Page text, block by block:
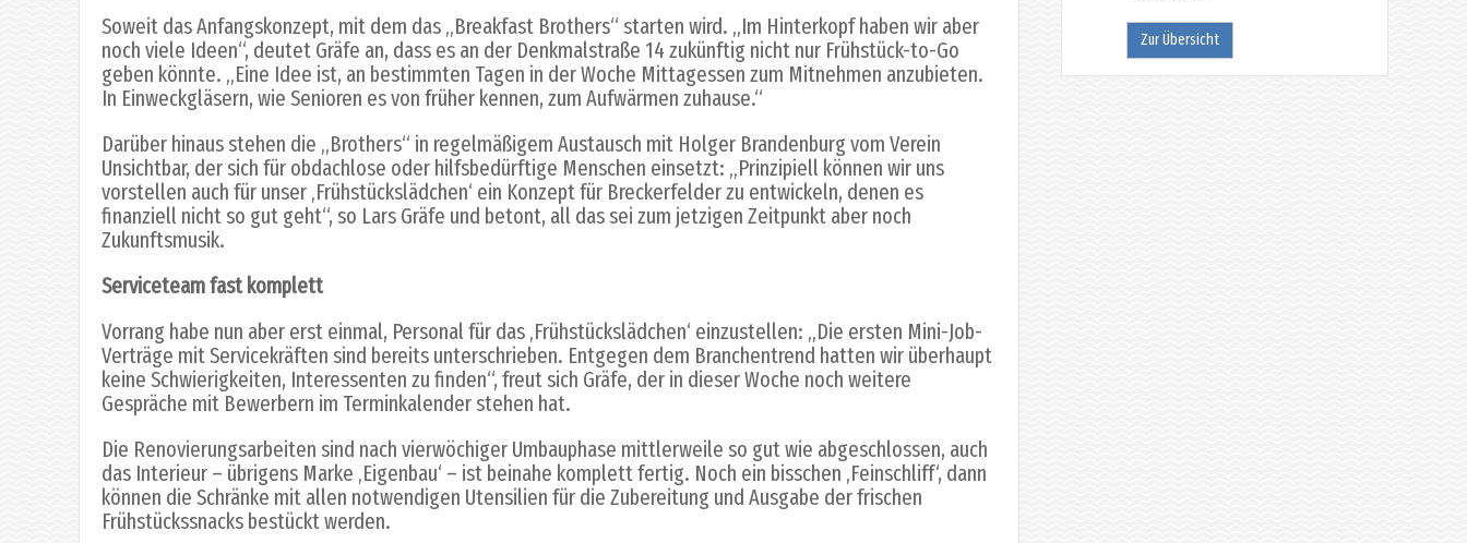
Soweit das Anfangskonzept, mit dem das „Breakfast Brothers“ starten wird. „Im Hinterkopf haben wir aber
noch viele Ideen“, deutet Gräfe an, dass es an der Denkmalstraße 14 zukünftig nicht nur Frühstück-to-Go
geben könnte. „Eine Idee ist, an bestimmten Tagen in der Woche Mittagessen zum Mitnehmen anzubieten.
In Einweckgläsern, wie Senioren es von früher kennen, zum Aufwärmen zuhause.“
Darüber hinaus stehen die „Brothers“ in regelmäßigem Austausch mit Holger Brandenburg vom Verein
Unsichtbar, der sich für obdachlose oder hilfsbedürftige Menschen einsetzt: „Prinzipiell können wir uns
vorstellen auch für unser ‚Frühstückslädchen‘ ein Konzept für Breckerfelder zu entwickeln, denen es
finanziell nicht so gut geht“, so Lars Gräfe und betont, all das sei zum jetzigen Zeitpunkt aber noch
Zukunftsmusik.
Serviceteam fast komplett
Vorrang habe nun aber erst einmal, Personal für das ‚Frühstückslädchen‘ einzustellen: „Die ersten Mini-Job-
Verträge mit Servicekräften sind bereits unterschrieben. Entgegen dem Branchentrend hatten wir überhaupt
keine Schwierigkeiten, Interessenten zu finden“, freut sich Gräfe, der in dieser Woche noch weitere
Gespräche mit Bewerbern im Terminkalender stehen hat.
Die Renovierungsarbeiten sind nach vierwöchiger Umbauphase mittlerweile so gut wie abgeschlossen, auch
das Interieur – übrigens Marke ‚Eigenbau‘ – ist beinahe komplett fertig. Noch ein bisschen ‚Feinschliff‘, dann
können die Schränke mit allen notwendigen Utensilien für die Zubereitung und Ausgabe der frischen
Frühstückssnacks bestückt werden.
Zur Übersicht